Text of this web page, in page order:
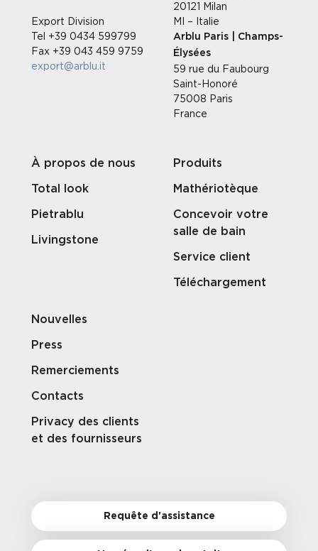
Export Division
Tel +39 0434 599799
Fax +39 043 459 9759
export@arblu.it
20121 Milan
MI – Italie
Arblu Paris | Champs-
Élysées
59 rue du Faubourg
Saint-Honoré
75008 Paris
France
À propos de nous
Total look
Pietrablu
Livingstone
Produits
Mathériotèque
Concevoir votre
salle de bain
Service client
Téléchargement
Nouvelles
Press
Remerciements
Contacts
Privacy des clients
et des fournisseurs
Requête d'assistance